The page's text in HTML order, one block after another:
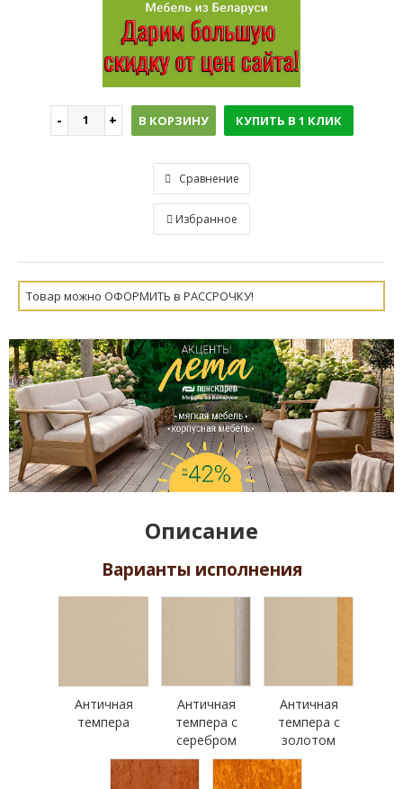
В КОРЗИНУ КУПИТЬ В 1 КЛИК
Сравнение
Избранное
Товар можно ОФОРМИТЬ в РАССРОЧКУ!
Описание
Варианты исполнения
Античная
темпера
Античная
темпера с
серебром
Античная
темпера с
золотом